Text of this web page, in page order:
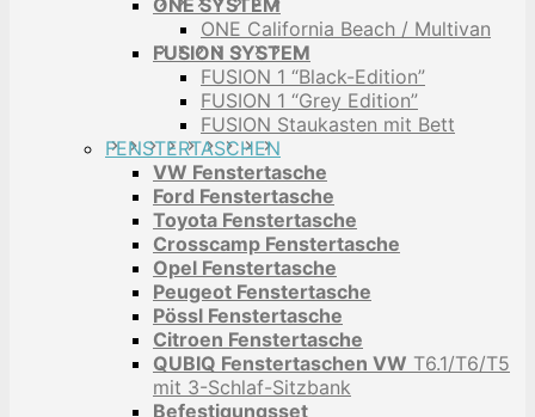
ONE SYSTEM
ONE California Beach / Multivan
FUSION SYSTEM
FUSION 1 “Black-Edition”
FUSION 1 “Grey Edition”
FUSION Staukasten mit Bett
FENSTERTASCHEN
VW Fenstertasche
Ford Fenstertasche
Toyota Fenstertasche
Crosscamp Fenstertasche
Opel Fenstertasche
Peugeot Fenstertasche
Pössl Fenstertasche
Citroen Fenstertasche
QUBIQ Fenstertaschen VW T6.1/T6/T5
mit 3-Schlaf-Sitzbank
Befestigungsset